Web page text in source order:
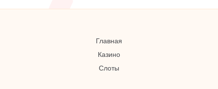
Главная
Казино
Слоты